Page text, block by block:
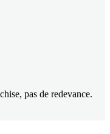
pas de redevance.